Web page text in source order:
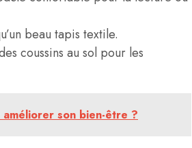
beau tapis textile.
coussins au sol pour les
son bien-être ?